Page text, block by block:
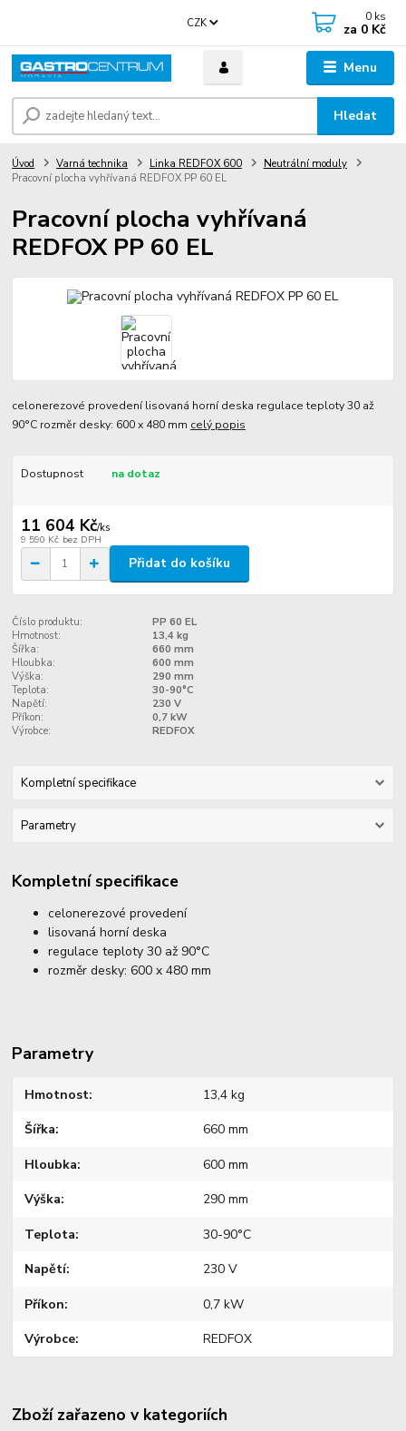
Menu
CZK
Hledat
0 ks
za 0 Kč
Úvod Varná technika Linka REDFOX 600
Neutrální moduly
Pracovní plocha vyhřívaná REDFOX PP 60 EL
Pracovní plocha vyhřívaná
REDFOX PP 60 EL
celonerezové provedení lisovaná horní deska regulace teploty 30 až
90°C rozměr desky: 600 x 480 mm celý popis
Dostupnost na dotaz
11 604 Kč/ks
9 590 Kč bez DPH
Přidat do košíku
Číslo produktu:
PP 60 EL
Hmotnost:
13,4 kg
Šířka:
660 mm
Hloubka:
600 mm
Výška:
290 mm
Teplota:
30-90°C
Napětí:
230 V
Příkon:
0,7 kW
Výrobce:
REDFOX
Kompletní specifikace
Parametry
Kompletní specifikace
celonerezové provedení
lisovaná horní deska
regulace teploty 30 až 90°C
rozměr desky: 600 x 480 mm
Parametry
Hmotnost 13,4 kg
Šířka 660 mm
Hloubka 600 mm
Výška 290 mm
Teplota 30-90°C
Napětí 230 V
Příkon 0,7 kW
Výrobce REDFOX
Zboží zařazeno v kategoriích